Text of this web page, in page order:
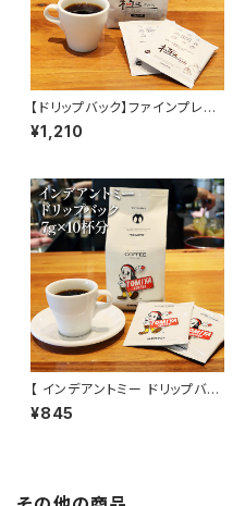
【ドリップバック】ファインプレミ
アム極 10g×10杯分 甘く華やか
な香りとコク トミヤコーヒー 通
¥1,210
【 インデアントミー ドリップバッ
ク】 7g×10杯分 トミヤコーヒー
ドリップ 酸味 インディアントミ
¥845